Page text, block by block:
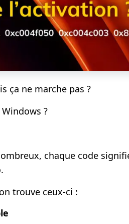
ça ne marche pas ?
?
chaque code
trouve ceux-ci :